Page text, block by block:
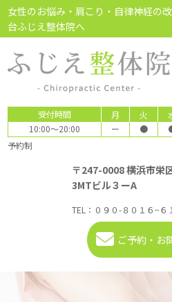
女性のお悩み・肩こり・自律神経の
台ふじえ整体院へ
受付時間 月 火
10:00～20:00
ー ●
予約制
〒247-0008 横浜市栄
3MTビル３ーA
TEL： ０９０-８０１６−６
ご予約・お